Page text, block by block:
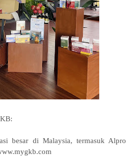
besar di Malaysia, termasuk Alpro